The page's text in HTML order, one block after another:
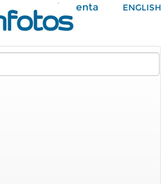
Mi Cuenta ENGLISH